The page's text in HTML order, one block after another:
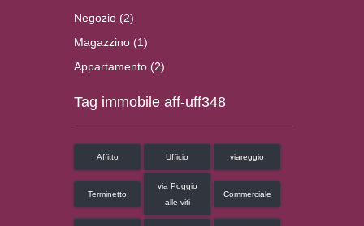
Negozio (2)
Magazzino (1)
Appartamento (2)
Tag immobile aff-uff348
Affitto Ufficio viareggio
Terminetto
via Poggio
alle viti
Commerciale